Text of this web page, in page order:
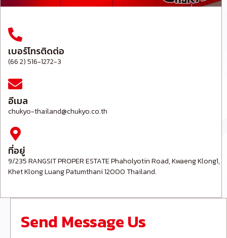
เบอร์โทรติดต่อ
(66 2) 516-1272-3
อีเมล
chukyo-thailand@chukyo.co.th
ที่อยู่
9/235 RANGSIT PROPER ESTATE Phaholyotin Road, Kwaeng Klong1,
Khet Klong Luang Patumthani 12000 Thailand.
Send Message Us